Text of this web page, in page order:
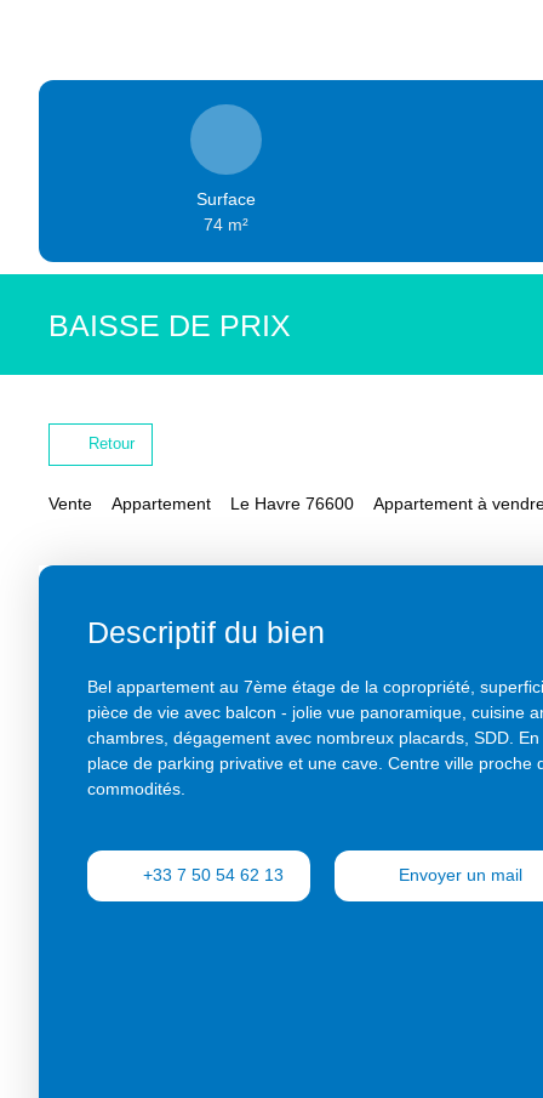
Surface
74 m²
BAISSE DE PRIX
Retour
Vente Appartement Le Havre 76600 Appartement à
Descriptif du bien
Bel appartement au 7ème étage de la copropriété,
pièce de vie avec balcon - jolie vue panoramique, cuisine
chambres, dégagement avec nombreux placards, SDD.
place de parking privative et une cave. Centre ville proche
commodités.
+33 7 50 54 62 13 Envoyer un mail